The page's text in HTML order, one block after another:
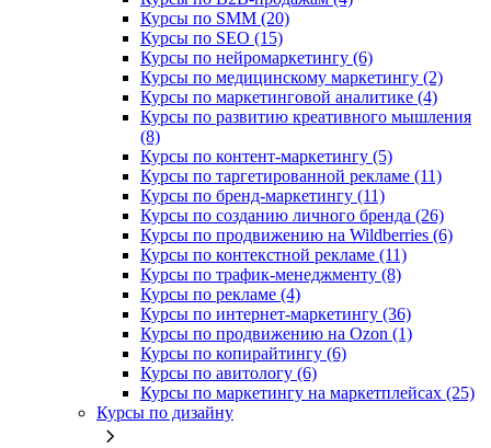
Курсы по SMM (20)
Курсы по SEO (15)
Курсы по нейромаркетингу (6)
Курсы по медицинскому маркетингу (2)
Курсы по маркетинговой аналитике (4)
Курсы по развитию креативного мышления
(8)
Курсы по контент-маркетингу (5)
Курсы по таргетированной рекламе (11)
Курсы по бренд-маркетингу (11)
Курсы по созданию личного бренда (26)
Курсы по продвижению на Wildberries (6)
Курсы по контекстной рекламе (11)
Курсы по трафик-менеджменту (8)
Курсы по рекламе (4)
Курсы по интернет-маркетингу (36)
Курсы по продвижению на Ozon (1)
Курсы по копирайтингу (6)
Курсы по авитологу (6)
Курсы по маркетингу на маркетплейсах (25)
Курсы по дизайну